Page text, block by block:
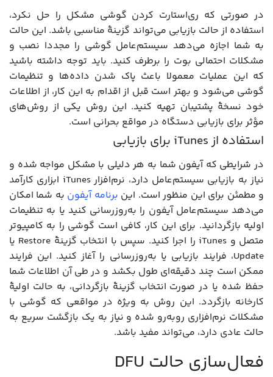
در صورتی که ری‌استارت کردن گوشی مشکل را حل نکرد،
استفاده از حالت بازیابی می‌تواند گزینۀ مناسبی باشد. این حالت
به شما اجازه می‌دهد سیستم‌عامل گوشی را مجددا نصب و
مشکلات احتمالی بوت را برطرف کنید. باید توجه داشته باشید
که این عملیات معمولا باعث پاک شدن داده‌ها و تنظیمات
گوشی می‌شود و بهتر است قبل از اقدام به این کار، از اطلاعات
خود نسخۀ پشتیبان تهیه کنید. این روش یکی از روش‌های
مؤثر برای بازیابی دستگاه در مواقع بحرانی است.
استفاده از iTunes برای بازیابی
در شرایطی که آیفون شما به هر دلیلی با مشکل مواجه شده و
نیاز به بازیابی سیستم‌عامل دارد، نرم‌افزار iTunes ابزاری کارآمد
و مطمئن برای این منظور است. این برنامه آیفون به شما امکان
می‌دهد سیستم‌عامل آیفون را به‌روزرسانی کنید یا به تنظیمات
اولیه بازگردانید. برای این کار، کافی است گوشی را به کامپیوتر
متصل و iTunes را اجرا کنید. سپس با انتخاب گزینۀ Restore یا
Update، فرایند بازیابی یا به‌روزرسانی را آغاز کنید. این فرایند
ممکن است چند دقیقه‌ای طول بکشد و در طی آن اطلاعات شما
حفظ شده یا در صورت انتخاب گزینۀ بازگردانی، به حالت اولیۀ
کارخانه بازگردد. این روش به ویژه در مواقعی که گوشی با
مشکلات نرم‌افزاری روبه‌رو شده و نیاز به یک بازگشت سریع به
حالت عادی دارد، می‌تواند مفید باشد.
فعال‌سازی حالت DFU